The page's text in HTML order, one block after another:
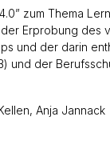
zum Thema
Erprobung des
und der darin
und der
Anja Jannack